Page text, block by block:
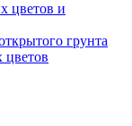
цветов и
грунта
цветов